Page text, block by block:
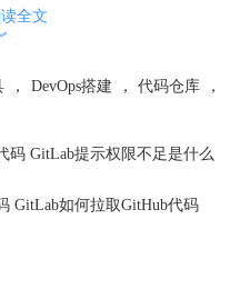
【git remote add】命
要添加新的远程仓库
，在仓库A的
backup http://gitlab-
全文
， DevOps搭建 ， 代码仓库
，
码 GitLab提示权限不足是什么
GitLab如何拉取GitHub代码